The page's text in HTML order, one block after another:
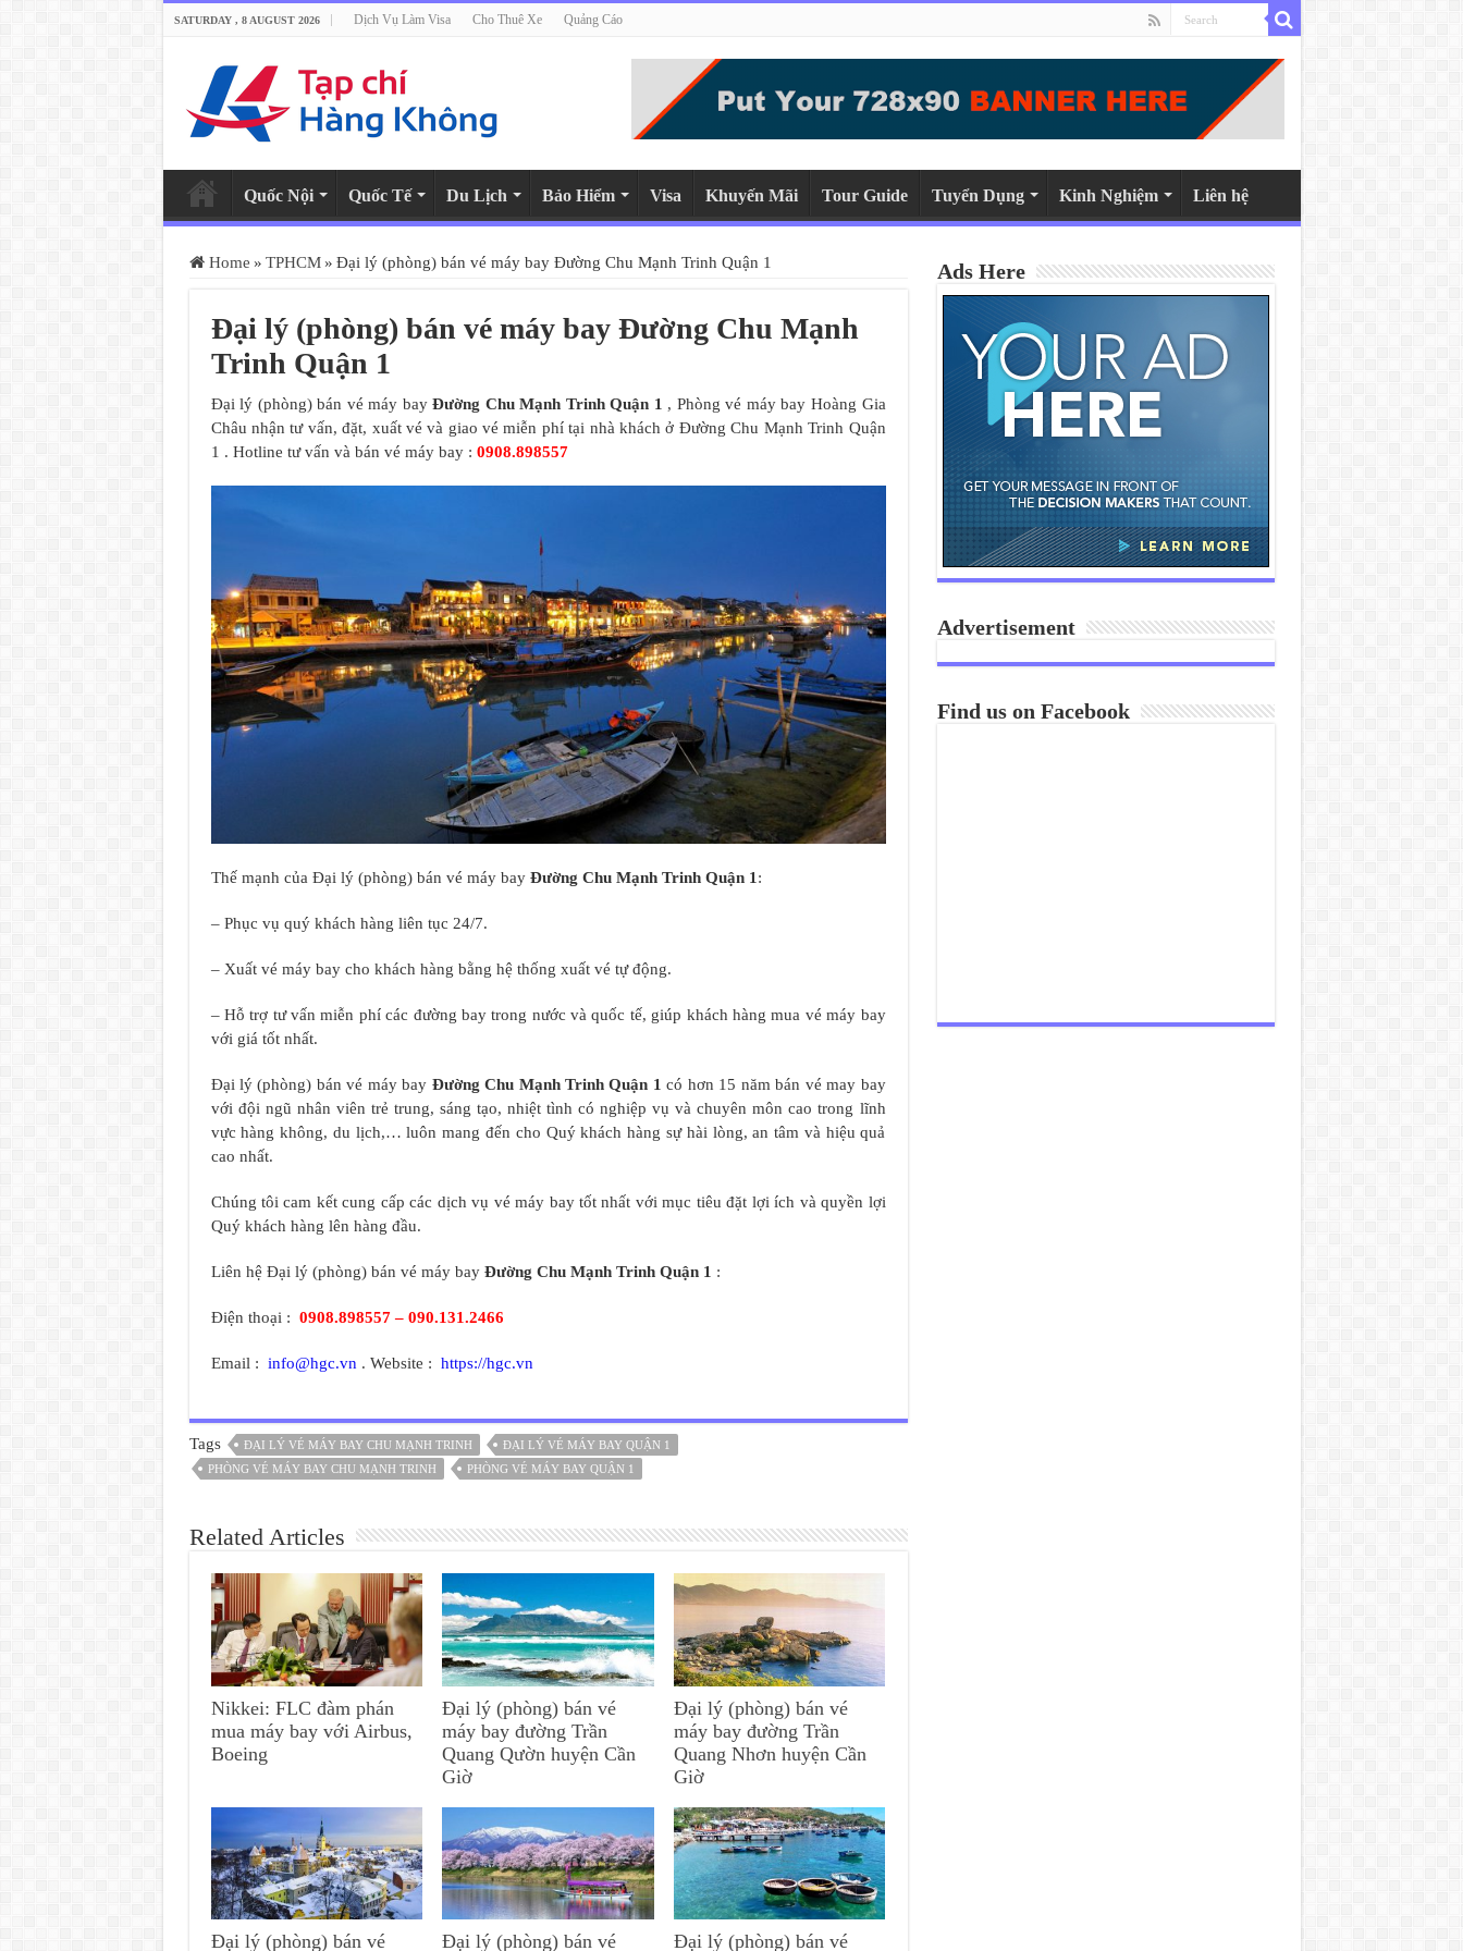
SATURDAY , 8 AUGUST 2026 Dịch Vụ Làm Visa Cho Thuê Xe Quảng Cáo
Quốc Nội Quốc Tế Du Lịch Bảo Hiểm Visa Khuyến Mãi Tour Guide Tuyển Dụng Kinh Nghiệm Liên hệ
Home » TPHCM » Đại lý (phòng) bán vé máy bay Đường Chu Mạnh Trinh Quận 1
Đại lý (phòng) bán vé máy bay Đường Chu Mạnh
Trinh Quận 1
Đại lý (phòng) bán vé máy bayĐường Chu Mạnh Trinh Quận 1 , Phòng vé máy bay Hoàng Gia
Châu nhận tư vấn, đặt, xuất vé và giao vé miễn phí tại nhà khách ở Đường Chu Mạnh Trinh Quận
1 . Hotline tư vấn và bán vé máy bay : 0908.898557
Thế mạnh của Đại lý (phòng) bán vé máy bay Đường Chu Mạnh Trinh Quận 1:
– Phục vụ quý khách hàng liên tục 24/7.
– Xuất vé máy bay cho khách hàng bằng hệ thống xuất vé tự động.
– Hỗ trợ tư vấn miễn phí các đường bay trong nước và quốc tế, giúp khách hàng mua vé máy bay
với giá tốt nhất.
Đại lý (phòng) bán vé máy bay Đường Chu Mạnh Trinh Quận 1 có hơn 15 năm bán vé may bay
với đội ngũ nhân viên trẻ trung, sáng tạo, nhiệt tình có nghiệp vụ và chuyên môn cao trong lĩnh
vực hàng không, du lịch,… luôn mang đến cho Quý khách hàng sự hài lòng, an tâm và hiệu quả
cao nhất.
Chúng tôi cam kết cung cấp các dịch vụ vé máy bay tốt nhất với mục tiêu đặt lợi ích và quyền lợi
Quý khách hàng lên hàng đầu.
Liên hệ Đại lý (phòng) bán vé máy bay Đường Chu Mạnh Trinh Quận 1 :
Điện thoại : 0908.898557 – 090.131.2466
Email : info@hgc.vn. Website : https://hgc.vn
Tags ĐẠI LÝ VÉ MÁY BAY CHU MẠNH TRINH
ĐẠI LÝ VÉ MÁY BAY QUẬN 1
PHÒNG VÉ MÁY BAY CHU MẠNH TRINH
PHÒNG VÉ MÁY BAY QUẬN 1
Related Articles
Nikkei: FLC đàm phán
mua máy bay với Airbus,
Boeing
Đại lý (phòng) bán vé
máy bay đường Trần
Quang Qườn huyện Cần
Giờ
Đại lý (phòng) bán vé
máy bay đường Trần
Quang Nhơn huyện Cần
Giờ
Đại lý (phòng) bán vé Đại lý (phòng) bán vé Đại lý (phòng) bán vé
Ads Here
Advertisement
Find us on Facebook